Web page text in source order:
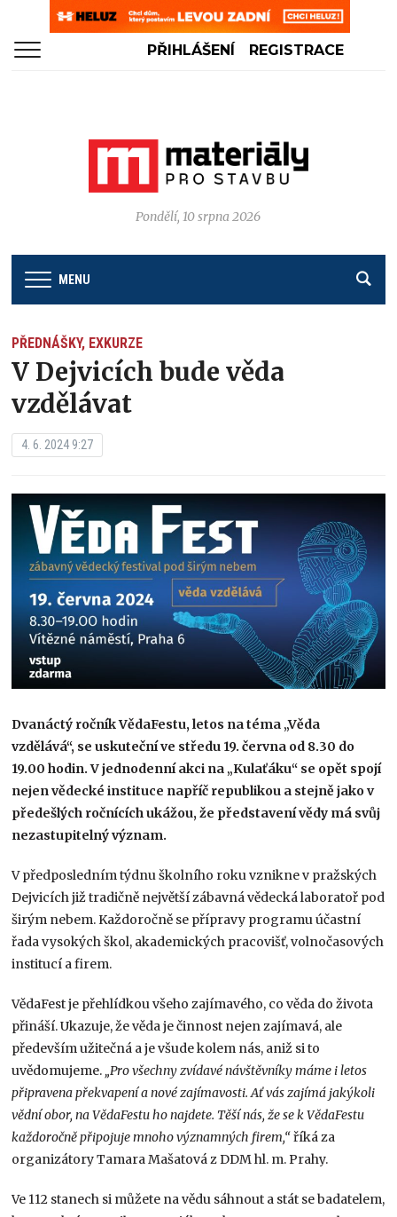
PŘIHLÁŠENÍ REGISTRACE
Pondělí, 10 srpna 2026
MENU
PŘEDNÁŠKY, EXKURZE
V Dejvicích bude věda
vzdělávat
4. 6. 2024 9:27
Dvanáctý ročník VědaFestu, letos na téma „Věda
vzdělává“, se uskuteční ve středu 19. června od 8.30 do
19.00 hodin. V jednodenní akci na „Kulaťáku“ se opět spojí
nejen vědecké instituce napříč republikou a stejně jako v
předešlých ročnících ukážou, že představení vědy má svůj
nezastupitelný význam.
V předposledním týdnu školního roku vznikne v pražských
Dejvicích již tradičně největší zábavná vědecká laboratoř pod
širým nebem. Každoročně se přípravy programu účastní
řada vysokých škol, akademických pracovišť, volnočasových
institucí a firem.
VědaFest je přehlídkou všeho zajímavého, co věda do života
přináší. Ukazuje, že věda je činnost nejen zajímavá, ale
především užitečná a je všude kolem nás, aniž si to
uvědomujeme. „Pro všechny zvídavé návštěvníky máme i letos
připravena překvapení a nové zajímavosti. Ať vás zajímá jakýkoli
vědní obor, na VědaFestu ho najdete. Těší nás, že se k VědaFestu
každoročně připojuje mnoho významných firem,“říká za
organizátory Tamara Mašatová z DDM hl. m. Prahy.
Ve 112 stanech si můžete na vědu sáhnout a stát se badatelem,